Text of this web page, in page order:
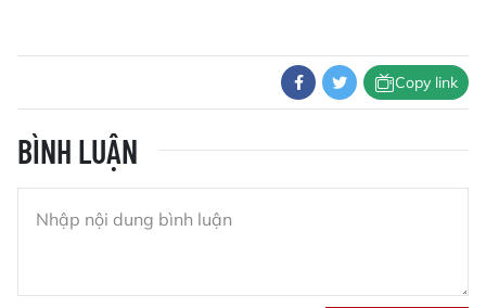
Copy link
BÌNH LUẬN